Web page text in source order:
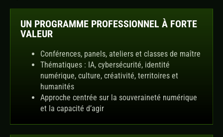
UN PROGRAMME PROFESSIONNEL À FORTE
VALEUR
Conférences, panels, ateliers et classes de maître
Thématiques : IA, cybersécurité, identité
numérique, culture, créativité, territoires et
humanités
Approche centrée sur la souveraineté numérique
et la capacité d’agir